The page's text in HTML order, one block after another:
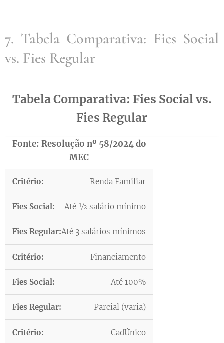
7. Tabela Comparativa: Fies Social
vs. Fies Regular
Tabela Comparativa: Fies Social vs.
Fies Regular
Fonte: Resolução nº 58/2024 do
MEC
Renda Familiar
Até ½ salário mínimo
Até 3 salários mínimos
Financiamento
Até 100%
Parcial (varia)
CadÚnico